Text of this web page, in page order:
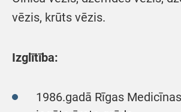
vēzis, krūts vēzis.
Izglītība:
1986.gadā Rīgas